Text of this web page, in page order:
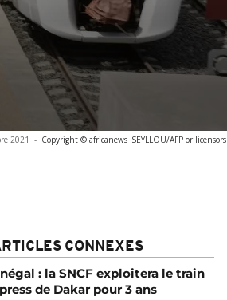
2021 - Copyright © africanews SEYLLOU/AFP or licensors
CONNEXES
: la SNCF exploitera le train
de Dakar pour 3 ans